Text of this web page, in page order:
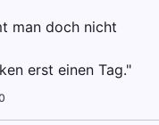
man doch nicht
erst einen Tag."